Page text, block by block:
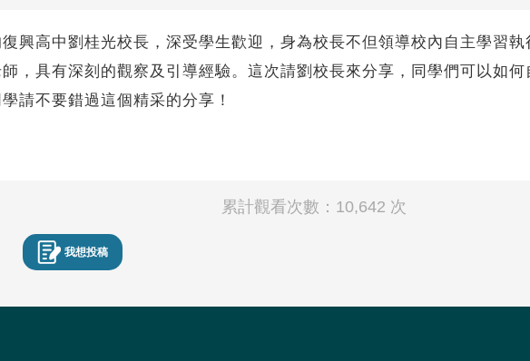
復興高中劉桂光校長，深受學生歡迎，身為校長不但領導校內自主學習
，具有深刻的觀察及引導經驗。這次請劉校長來分享，同學們可以如
請不要錯過這個精采的分享！
累計觀看次數：10,642 次
我想投稿